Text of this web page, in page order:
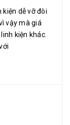
kiện dễ vỡ đòi
vậy mà giá
kiện khác.